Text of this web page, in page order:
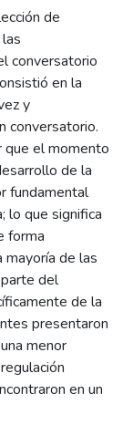
de
conversatorio
en la
y
conversatorio.
el momento
de la
fundamental
lo que significa
forma
mayoría de las
del
de la
presentaron
menor
en un